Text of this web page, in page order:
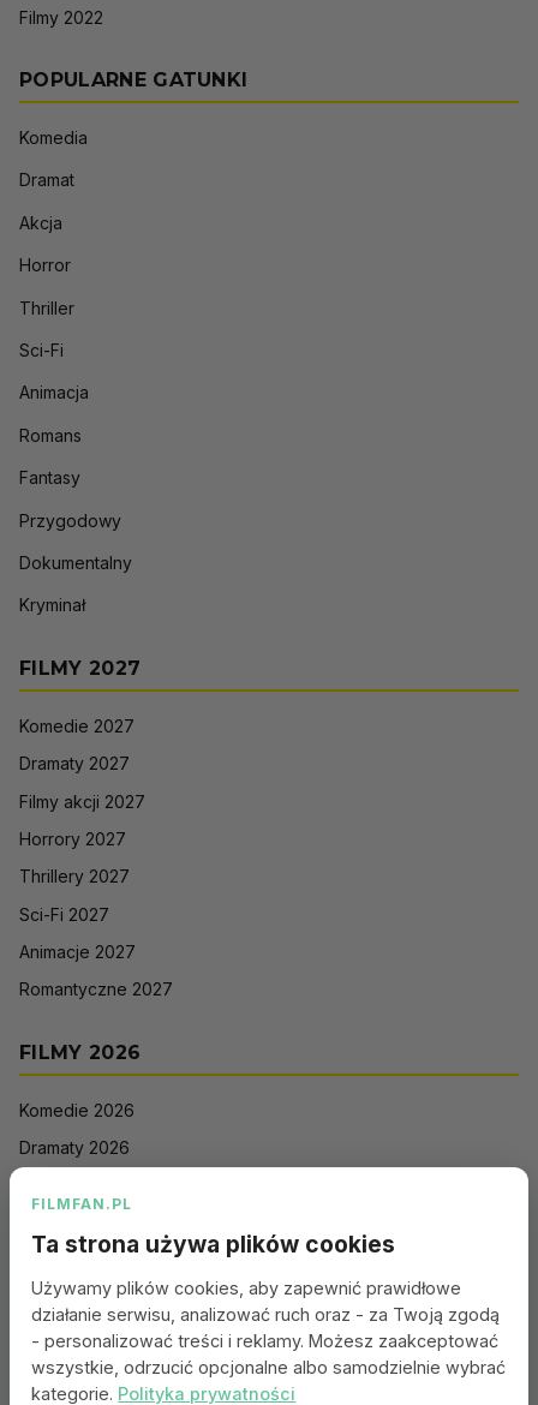
Filmy 2022
POPULARNE GATUNKI
Komedia
Dramat
Akcja
Horror
Thriller
Sci-Fi
Animacja
Romans
Fantasy
Przygodowy
Dokumentalny
Kryminał
FILMY 2027
Komedie 2027
Dramaty 2027
Filmy akcji 2027
Horrory 2027
Thrillery 2027
Sci-Fi 2027
Animacje 2027
Romantyczne 2027
FILMY 2026
Komedie 2026
Dramaty 2026
Sci-Fi 2026
Animacje 2026
Romantyczne 2026
FILMFAN.PL
Ta strona używa plików cookies
Używamy plików cookies, aby zapewnić prawidłowe
działanie serwisu, analizować ruch oraz - za Twoją zgodą
- personalizować treści i reklamy. Możesz zaakceptować
wszystkie, odrzucić opcjonalne albo samodzielnie wybrać
kategorie. Polityka prywatności